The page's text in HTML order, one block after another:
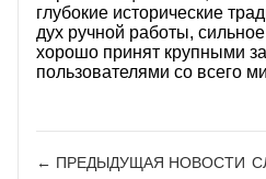
глубокие исторические
дух ручной работы,
хорошо принят крупными
пользователями со всего
← ПРЕДЫДУЩАЯ HОВОСТИ